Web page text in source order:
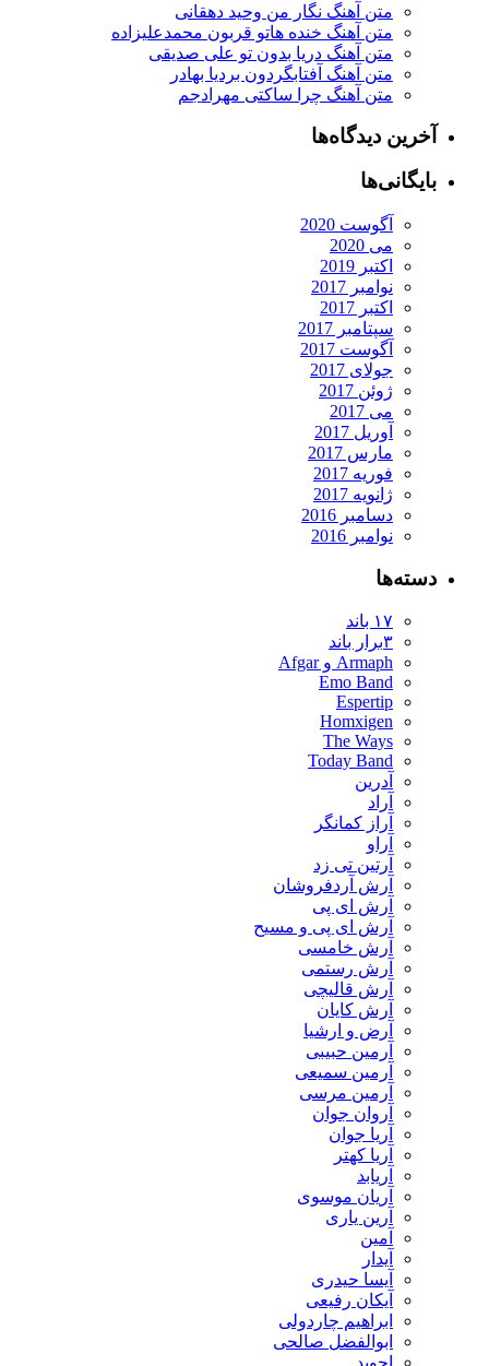
متن آهنگ نگار من وحید دهقانی
متن آهنگ خنده هاتو قربون محمدعلیزاده
متن آهنگ دریا بدون تو علی صدیقی
متن آهنگ آفتابگردون بردیا بهادر
متن آهنگ چرا ساکتی مهرادجم
آخرین دیدگاه‌ها
بایگانی‌ها
آگوست 2020
می 2020
اکتبر 2019
نوامبر 2017
اکتبر 2017
سپتامبر 2017
آگوست 2017
جولای 2017
ژوئن 2017
می 2017
آوریل 2017
مارس 2017
فوریه 2017
ژانویه 2017
دسامبر 2016
نوامبر 2016
دسته‌ها
۱۷ باند
۳برار باند
Armaph و Afgar
Emo Band
Espertip
Homxigen
The Ways
Today Band
آدرین
آراد
آراز کمانگر
آراو
آرتین تی زد
آرش آردفروشان
آرش ای پی
آرش ای پی و مسیح
آرش خامسی
آرش رستمی
آرش قالیچی
آرش کایان
​آرض و ارشیا
آرمین حبیبی
آرمین سمیعی
آرمین مرسی
آروان جوان
آریا جوان
آریا کهتر
آریابد
آریان موسوی
آرین یاری
آمین
آیدار
آیسا حیدری
آیکان رفیعی
ابراهیم چاردولی
ابوالفضل صالحی